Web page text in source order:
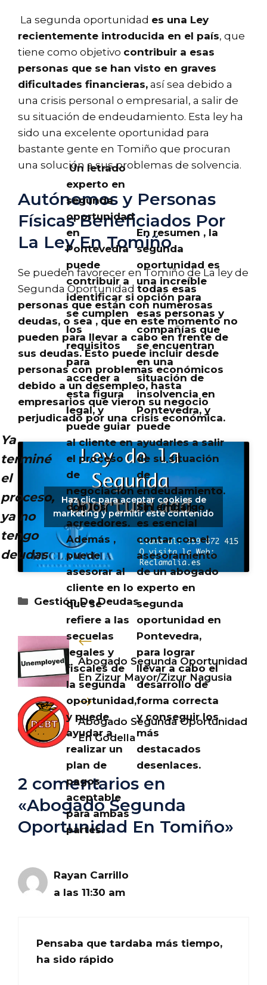
La segunda oportunidad es una Ley
recientemente introducida en el país, que
tiene como objetivo contribuir a esas
personas que se han visto en graves
dificultades financieras, así sea debido a
una crisis personal o empresarial, a salir de
su situación de endeudamiento. Esta ley ha
sido una excelente oportunidad para
bastante gente en Tomiño que procuran
una solución a sus problemas de solvencia.
Autónomos y Personas
Físicas Beneficiados Por
La Ley En Tomiño
Se pueden favorecer en Tomiño de La ley de
Segunda Oportunidad todas esas
personas que están con numerosas
deudas, o sea , que en este momento no
pueden para llevar a cabo en frente de
sus deudas. Esto puede incluir desde
personas con problemas económicos
debido a un desempleo, hasta
empresarios que vieron su negocio
perjudicado por una crisis económica.
Ya
terminé
el
proceso,
ya no
tengo
deudas
Un letrado
experto en
segunda
oportunidad
en
Pontevedra
puede
contribuir a
identificar si
se cumplen
los
requisitos
para
acceder a
esta figura
legal, y
puede guiar
al cliente en
el proceso
de
negociación
con los
acreedores.
Además ,
puede
asesorar al
cliente en lo
que se
refiere a las
secuelas
legales y
fiscales de
la segunda
oportunidad,
y puede
ayudar a
realizar un
plan de
pagos
aceptable
para ambas
partes.
En resumen , la
segunda
oportunidad es
una increíble
opción para
esas personas y
compañías que
se encuentran
en una
situación de
insolvencia en
Pontevedra, y
puede
ayudarles a salir
de su situación
de
endeudamiento.
Sin embargo ,
es esencial
contar con el
asesoramiento
de un abogado
experto en
segunda
oportunidad en
Pontevedra,
para lograr
llevar a cabo el
desarrollo de
forma correcta
y conseguir los
más
destacados
desenlaces.
Haz clic para aceptar cookies de
marketing y permitir este contenido
Categorías
Gestión De Deudas
Abogado Segunda Oportunidad
En Zizur Mayor/Zizur Nagusia
Abogado Segunda Oportunidad
En Godella
2 comentarios en
«Abogado Segunda
Oportunidad En Tomiño»
Rayan Carrillo
a las 11:30 am
Pensaba que tardaba más tiempo,
ha sido rápido